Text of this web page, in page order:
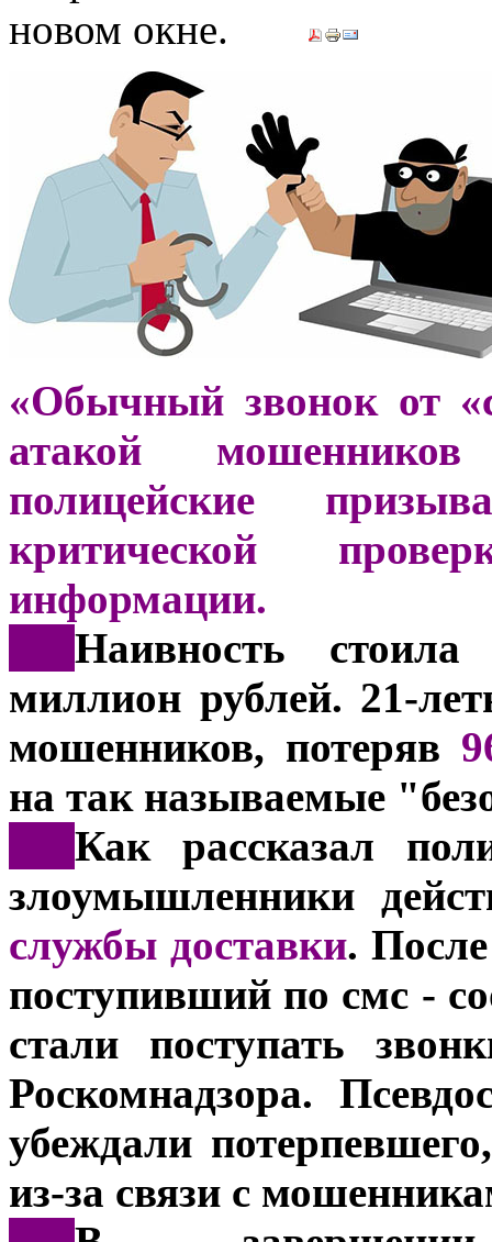
«Обычный звонок от
атакой
полицейские
критической
информации.
Наивность
миллион рублей. 21-
мошенников, потеряв
на так называемые
Как рассказал
злоумышленники
службы доставки.
поступивший по смс -
стали поступать
Роскомнадзора.
убеждали
из-за связи с